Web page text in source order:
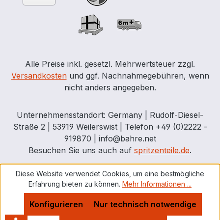
Alle Preise inkl. gesetzl. Mehrwertsteuer zzgl.
Versandkostenund ggf. Nachnahmegebühren, wenn
nicht anders angegeben.
Unternehmensstandort: Germany | Rudolf-Diesel-
Straße 2 | 53919 Weilerswist | Telefon +49 (0)2222 -
919870 | info@bahre.net
Besuchen Sie uns auch auf spritzenteile.de.
Diese Website verwendet Cookies, um eine bestmögliche
Erfahrung bieten zu können. Mehr Informationen ...
Nur technisch notwendige
Konfigurieren